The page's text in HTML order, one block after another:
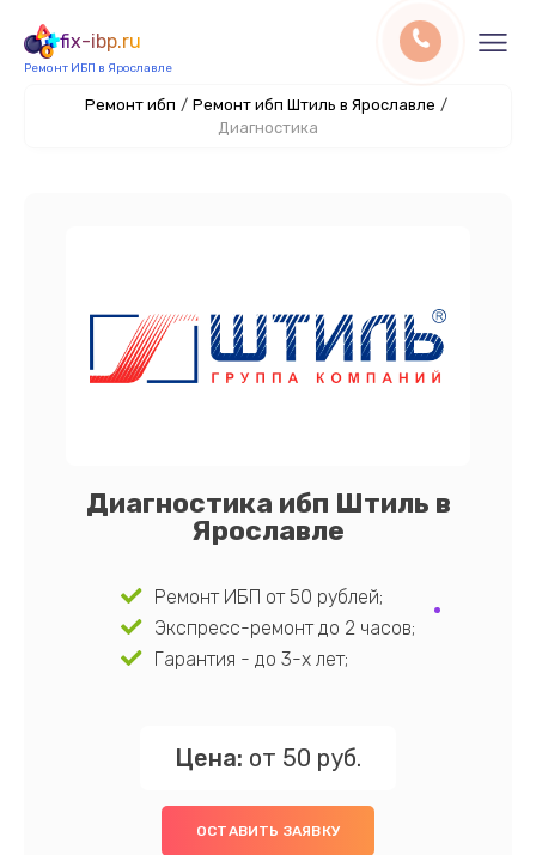
fix-ibp.ru
Ремонт ИБП в Ярославле
Ремонт ибп / Ремонт ибп Штиль в Ярославле /
Диагностика
Диагностика ибп Штиль в
Ярославле
Ремонт ИБП от 50 рублей;
Экспресс-ремонт до 2 часов;
Гарантия - до 3-х лет;
Цена: от 50 руб.
ОСТАВИТЬ ЗАЯВКУ